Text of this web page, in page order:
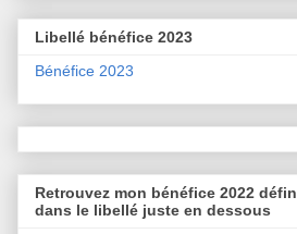
Libellé bénéfice 2023
Bénéfice 2023
Retrouvez mon bénéfice 2022
dans le libellé juste en dessous